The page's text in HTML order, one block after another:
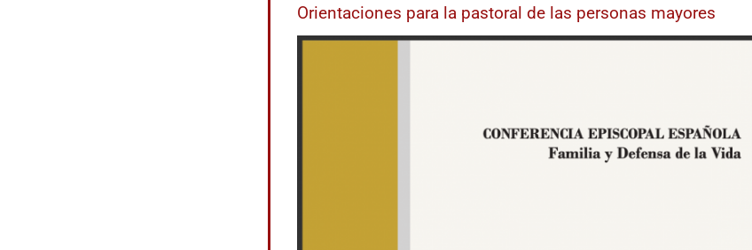
Orientaciones para la pastoral de las personas mayores